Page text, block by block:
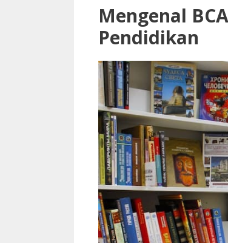
Mengenal
Pendidikan